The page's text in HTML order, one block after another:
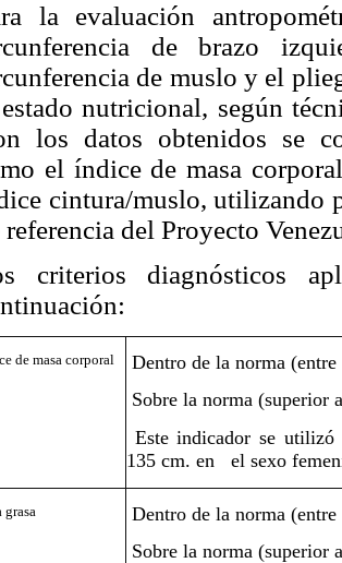
la evaluación
de brazo
de muslo y el
nutricional, según
los datos obtenidos se
el índice de masa
cintura/muslo, utilizando
referencia del Proyecto
criterios diagnósticos
de masa corporal
Dentro de la norma
Sobre la norma (superior
Este indicador se utilizó
135 cm. en el sexo
grasa
Dentro de la norma
Sobre la norma (superior